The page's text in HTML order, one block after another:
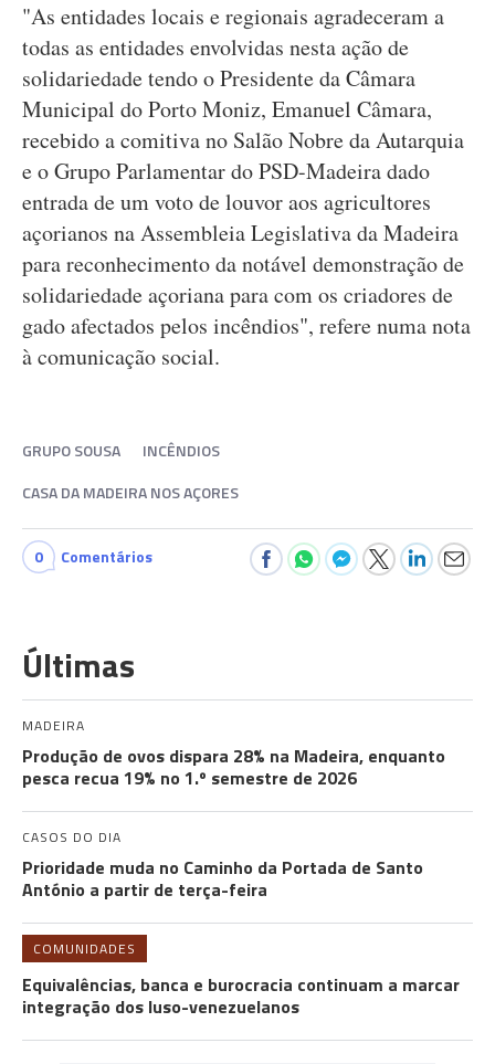
"As entidades locais e regionais agradeceram a
todas as entidades envolvidas nesta ação de
solidariedade tendo o Presidente da Câmara
Municipal do Porto Moniz, Emanuel Câmara,
recebido a comitiva no Salão Nobre da Autarquia
e o Grupo Parlamentar do PSD-Madeira dado
entrada de um voto de louvor aos agricultores
açorianos na Assembleia Legislativa da Madeira
para reconhecimento da notável demonstração de
solidariedade açoriana para com os criadores de
gado afectados pelos incêndios", refere numa nota
à comunicação social.
GRUPO SOUSA
INCÊNDIOS
CASA DA MADEIRA NOS AÇORES
0 Comentários
Últimas
MADEIRA
Produção de ovos dispara 28% na Madeira, enquanto
pesca recua 19% no 1.º semestre de 2026
CASOS DO DIA
Prioridade muda no Caminho da Portada de Santo
António a partir de terça-feira
COMUNIDADES
Equivalências, banca e burocracia continuam a marcar
integração dos luso-venezuelanos